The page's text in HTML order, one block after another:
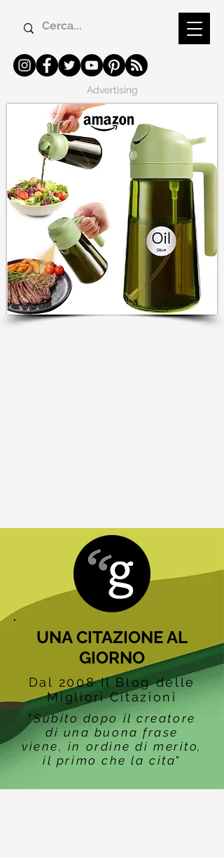
Advertising
UNA CITAZIONE AL
GIORNO
Dal 2008 Il Blog delle
Migliori Citazioni
"Subito dopo il creatore
di una buona frase
viene, in ordine di merito,
il primo che la cita"